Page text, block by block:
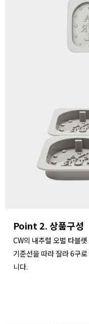
Point 2. 상품구성
CW의 내추럴 오벌 타블
기준선을 따라 잘라 6구
니다.